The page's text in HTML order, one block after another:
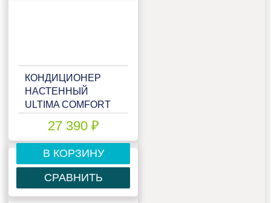
КОНДИЦИОНЕР
НАСТЕННЫЙ
ULTIMA COMFORT
27 390 ₽
В КОРЗИНУ
СРАВНИТЬ